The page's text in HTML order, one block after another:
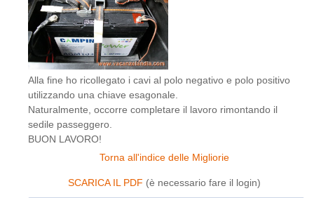
Alla fine ho ricollegato i cavi al polo negativo e polo positivo
utilizzando una chiave esagonale.
Naturalmente, occorre completare il lavoro rimontando il
sedile passeggero.
BUON LAVORO!
Torna all'indice delle Migliorie
SCARICA IL PDF (è necessario fare il login)